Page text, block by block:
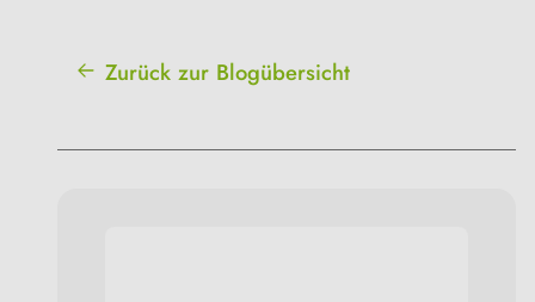
Zurück zur Blogübersicht